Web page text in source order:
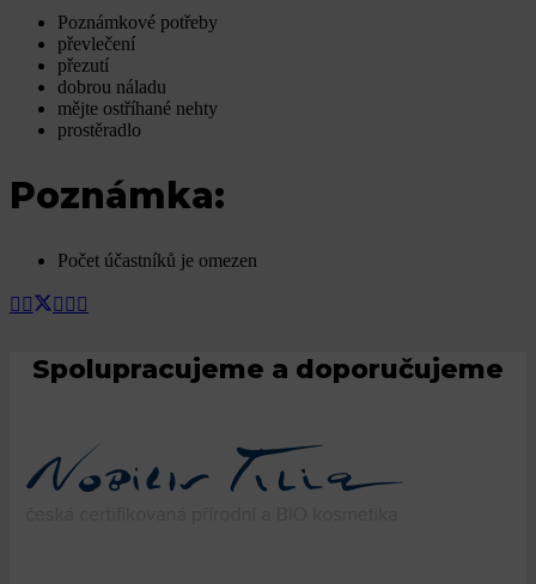
Poznámkové potřeby
převlečení
přezutí
dobrou náladu
mějte ostříhané nehty
prostěradlo
Poznámka:
Počet účastníků je omezen
Spolupracujeme a doporučujeme